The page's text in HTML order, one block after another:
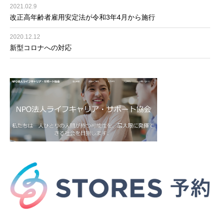
2021.02.9
改正高年齢者雇用安定法が令和3年4月から施行
2020.12.12
新型コロナへの対応